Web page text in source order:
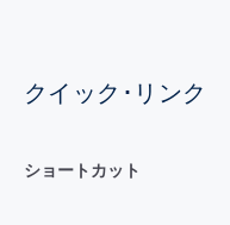
クイック･リンク
ショートカット